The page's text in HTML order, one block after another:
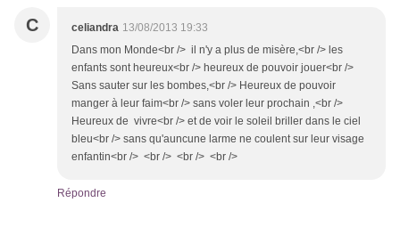
C celiandra 13/08/2013 19:33
Dans mon Monde<br /> il n'y a plus de misère,<br /> les
enfants sont heureux<br /> heureux de pouvoir jouer<br />
Sans sauter sur les bombes,<br /> Heureux de pouvoir
manger à leur faim<br /> sans voler leur prochain ,<br />
Heureux de vivre<br /> et de voir le soleil briller dans le ciel
bleu<br /> sans qu'auncune larme ne coulent sur leur visage
enfantin<br /> <br /> <br /> <br />
Répondre